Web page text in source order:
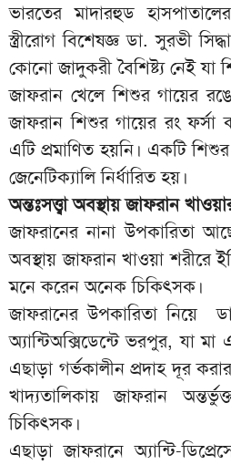
ভারতের মাদারহুড
স্ত্রীরোগ বিশেষজ্ঞ ডা. সুরভী
কোনো জাদুকরী বৈশিষ্ট্য নেই যা
জাফরান খেলে শিশুর গায়ের
জাফরান শিশুর গায়ের রং ফর্সা
এটি প্রমাণিত হয়নি। একটি
জেনেটিক্যালি নির্ধারিত হয়।
অন্তঃসত্ত্বা অবস্থায় জাফরান
জাফরানের নানা উপকারিতা
অবস্থায় জাফরান খাওয়া শরীরে
মনে করেন অনেক চিকিৎসক।
জাফরানের উপকারিতা নিয়ে
অ্যান্টিঅক্সিডেন্টে ভরপুর, যা
এছাড়া গর্ভকালীন প্রদাহ দূর
খাদ্যতালিকায় জাফরান
চিকিৎসক।
এছাড়া জাফরানে অ্যান্টি-